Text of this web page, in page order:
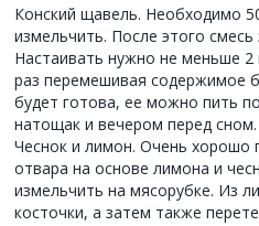
Конский щавель. Необходимо
измельчить. После этого смесь
Настаивать нужно не меньше
раз перемешивая содержимое
будет готова, ее можно пить
натощак и вечером перед сном.
Чеснок и лимон. Очень хорошо
отвара на основе лимона и
измельчить на мясорубке. Из
косточки, а затем также